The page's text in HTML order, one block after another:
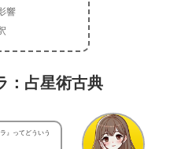
響
：占星術古典
』ってどういう